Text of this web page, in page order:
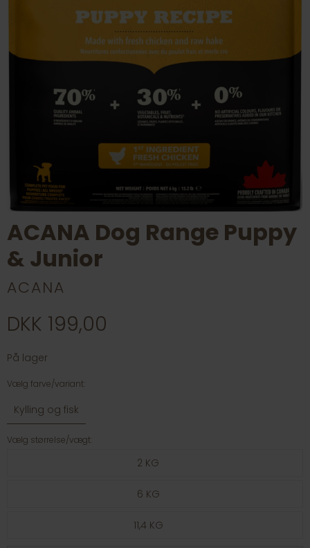
ACANA Dog Range Puppy
& Junior
ACANA
DKK 199,00
På lager
Vælg farve/variant:
Kylling og fisk
Vælg størrelse/vægt:
2 KG
6 KG
11,4 KG